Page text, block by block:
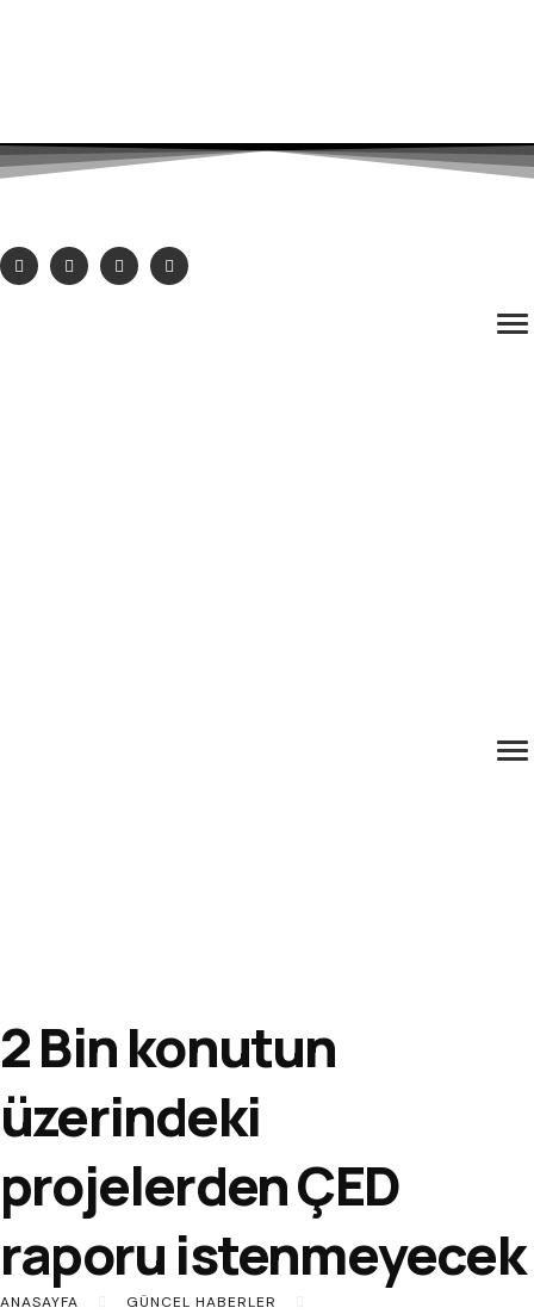
2 Bin konutun
üzerindeki
projelerden ÇED
raporu istenmeyecek
ANASAYFA
GÜNCEL HABERLER